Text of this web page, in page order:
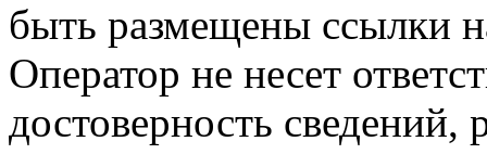
быть размещены ссылки
Оператор не несет
достоверность